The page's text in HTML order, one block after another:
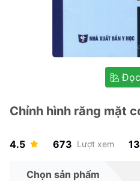
Chỉnh hình răng mặt
4.5 673 Lượt xem 13
Chọn sản phẩm